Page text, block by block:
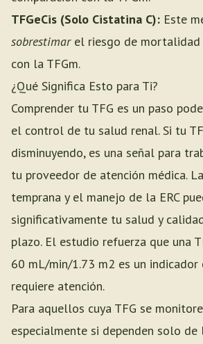
TFGeCis (Solo Cistatina C): Este
sobrestimarel riesgo de mortalidad
con la TFGm.
¿Qué Significa Esto para Ti?
Comprender tu TFG es un paso
el control de tu salud renal. Si tu
disminuyendo, es una señal para
tu proveedor de atención médica.
temprana y el manejo de la ERC
significativamente tu salud y
plazo. El estudio refuerza que una
60 mL/min/1.73 m2 es un
requiere atención.
Para aquellos cuya TFG se
especialmente si dependen solo de